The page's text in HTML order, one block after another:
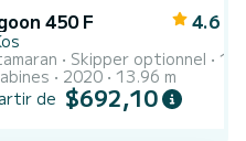
450 F 4.6
Skipper optionnel
12
2020
13.96 m
de $692,10